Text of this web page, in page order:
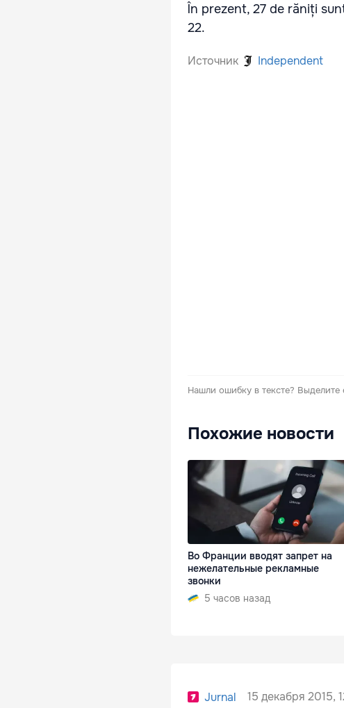
În prezent, 27 de răniți
22.
Источник Independent
Нашли ошибку в тексте? Выделите
Похожие новости
Во Франции вводят запрет на
нежелательные рекламные
звонки
5 часов назад
Jurnal 15 декабря 2015,